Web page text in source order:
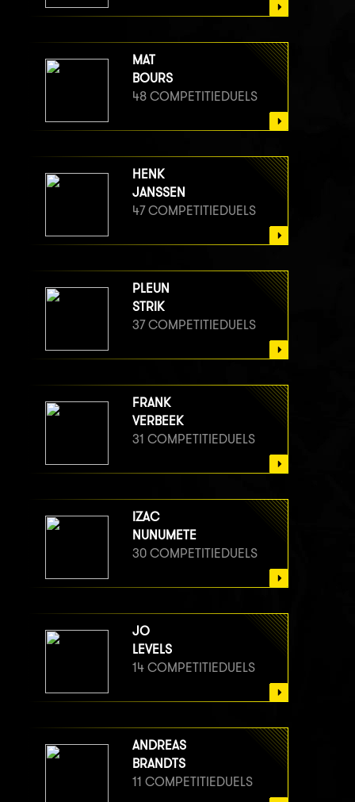
MAT
BOURS
48 COMPETITIEDUELS
HENK
JANSSEN
47 COMPETITIEDUELS
PLEUN
STRIK
37 COMPETITIEDUELS
FRANK
VERBEEK
31 COMPETITIEDUELS
IZAC
NUNUMETE
30 COMPETITIEDUELS
JO
LEVELS
14 COMPETITIEDUELS
ANDREAS
BRANDTS
11 COMPETITIEDUELS